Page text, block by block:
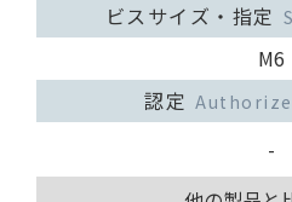
ビスサイズ・指定
M6
認定
-